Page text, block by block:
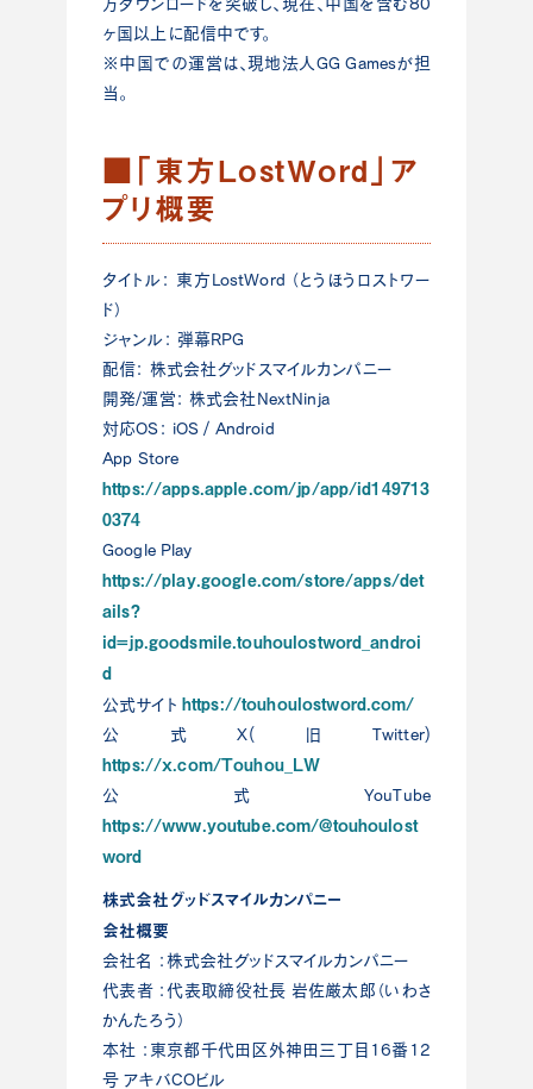
万ダウンロードを突破し、現在、中国を含む80
ヶ国以上に配信中です。
※中国での運営は、現地法人GG Gamesが担
当。
■「東方LostWord」ア
プリ概要
タイトル： 東方LostWord （とうほうロストワー
ド）
ジャンル： 弾幕RPG
配信： 株式会社グッドスマイルカンパニー
開発/運営： 株式会社NextNinja
対応OS： iOS / Android
App Store
https://apps.apple.com/jp/app/id149713
0374
Google Play
https://play.google.com/store/apps/det
ails?
id=jp.goodsmile.touhoulostword_androi
d
公式サイト https://touhoulostword.com/
公式X(旧Twitter)
https://x.com/Touhou_LW
公式YouTube
https://www.youtube.com/@touhoulost
word
株式会社グッドスマイルカンパニー
会社概要
会社名 ：株式会社グッドスマイルカンパニー
代表者 ：代表取締役社長 岩佐厳太郎（いわさ
かんたろう）
本社 ：東京都千代田区外神田三丁目16番12
号 アキバCOビル